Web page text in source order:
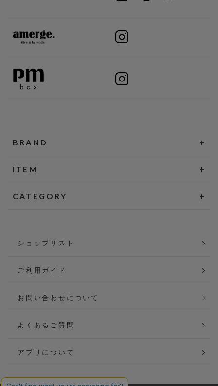
BRAND
ITEM
CATEGORY
ショップリスト
ご利用ガイド
お問い合わせについて
よくあるご質問
アプリについて